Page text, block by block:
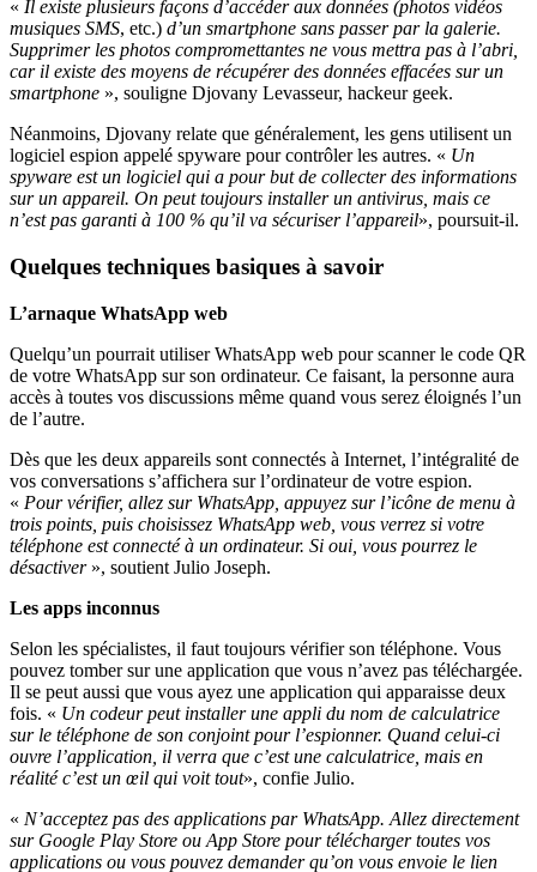
« Il existe plusieurs façons d’accéder aux données (photos vidéos
musiques SMS, etc.) d’un smartphone sans passer par la galerie.
Supprimer les photos compromettantes ne vous mettra pas à l’abri,
car il existe des moyens de récupérer des données effacées sur un
smartphone », souligne Djovany Levasseur, hackeur geek.
Néanmoins, Djovany relate que généralement, les gens utilisent un
logiciel espion appelé spyware pour contrôler les autres. « Un
spyware est un logiciel qui a pour but de collecter des informations
sur un appareil. On peut toujours installer un antivirus, mais ce
n’est pas garanti à 100 % qu’il va sécuriser l’appareil», poursuit-il.
Quelques techniques basiques à savoir
L’arnaque WhatsApp web
Quelqu’un pourrait utiliser WhatsApp web pour scanner le code QR
de votre WhatsApp sur son ordinateur. Ce faisant, la personne aura
accès à toutes vos discussions même quand vous serez éloignés l’un
de l’autre.
Dès que les deux appareils sont connectés à Internet, l’intégralité de
vos conversations s’affichera sur l’ordinateur de votre espion.
« Pour vérifier, allez sur WhatsApp, appuyez sur l’icône de menu à
trois points, puis choisissez WhatsApp web, vous verrez si votre
téléphone est connecté à un ordinateur. Si oui, vous pourrez le
désactiver », soutient Julio Joseph.
Les apps inconnus
Selon les spécialistes, il faut toujours vérifier son téléphone. Vous
pouvez tomber sur une application que vous n’avez pas téléchargée.
Il se peut aussi que vous ayez une application qui apparaisse deux
fois. « Un codeur peut installer une appli du nom de calculatrice
sur le téléphone de son conjoint pour l’espionner. Quand celui-ci
ouvre l’application, il verra que c’est une calculatrice, mais en
réalité c’est un œil qui voit tout», confie Julio.
« N’acceptez pas des applications par WhatsApp. Allez directement
sur Google Play Store ou App Store pour télécharger toutes vos
applications ou vous pouvez demander qu’on vous envoie le lien